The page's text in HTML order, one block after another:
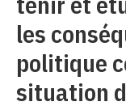
les
politique
situation